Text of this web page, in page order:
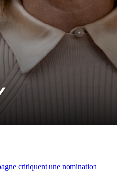
critiquent une nomination